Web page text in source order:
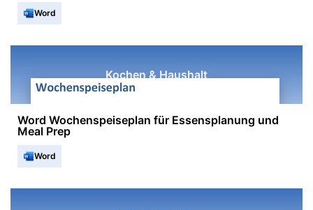
Word
Kochen & Haushalt
Word Wochenspeiseplan für Essensplanung und
Meal Prep
Word